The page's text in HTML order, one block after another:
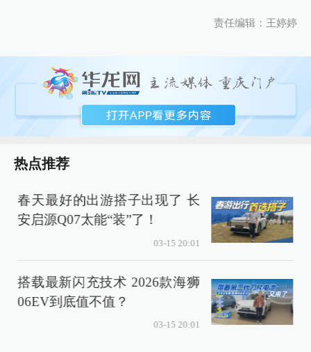
责任编辑：王婷婷
热点推荐
春天最好的出游搭子出现了 长
安启源Q07太能“装”了！
03-15 20:01
搭载最新闪充技术 2026款海狮
06EV到底值不值？
03-15 20:01